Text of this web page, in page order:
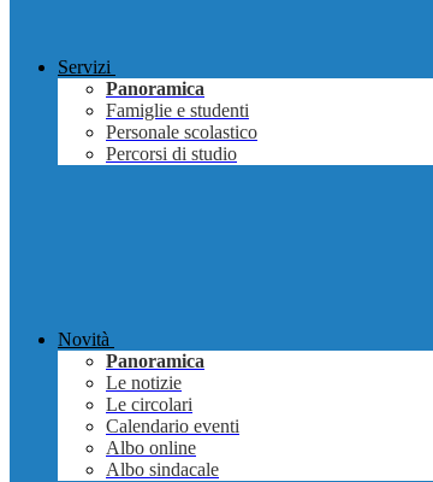
Servizi
Panoramica
Famiglie e studenti
Personale scolastico
Percorsi di studio
Novità
Panoramica
Le notizie
Le circolari
Calendario eventi
Albo online
Albo sindacale